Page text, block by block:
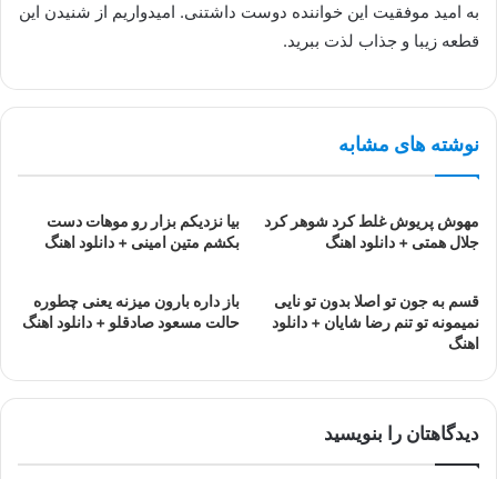
به امید موفقیت این خواننده دوست داشتنی. امیدواریم از شنیدن این
قطعه زیبا و جذاب لذت ببرید.
نوشته های مشابه
مهوش پریوش غلط کرد شوهر کرد
جلال همتی + دانلود اهنگ
بیا نزدیکم بزار رو موهات دست
بکشم متین امینی + دانلود اهنگ
قسم به جون تو اصلا بدون تو نایی
نمیمونه تو تنم رضا شایان + دانلود
اهنگ
باز داره بارون میزنه یعنی چطوره
حالت مسعود صادقلو + دانلود اهنگ
دیدگاهتان را بنویسید